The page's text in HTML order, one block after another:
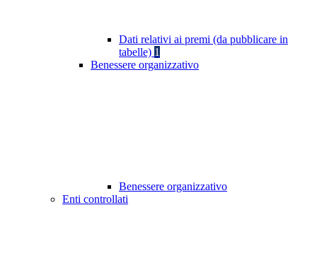
Dati relativi ai premi (da pubblicare in
tabelle) 1
Benessere organizzativo
Benessere organizzativo
Enti controllati